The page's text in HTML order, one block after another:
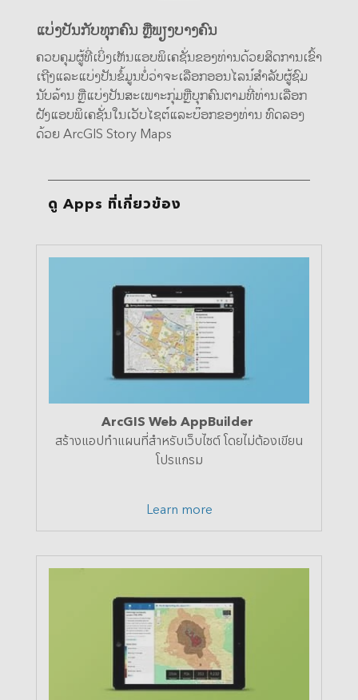
ແບ່ງປັນກັບທຸກຄົນ ຫຼືພຽງບາງຄົນ
ຄວບຄຸມຜູ້ທີ່ເບິ່ງເຫັນແອບພິເຄຊັ່ນຂອງທ່ານດ້ວຍສິດການເຂົ້າ
ເຖີງແລະແບ່ງປັນຂໍ້ມູນບໍ່ວ່າຈະເລືອກອອນໄລນ໌ສຳລັບຜູ້ຊົມ
ນັບລ້ານ ຫຼືແບ່ງປັນສະເພາະກຸ່ມຫຼືບຸກຄົນຕາມທີ່ທ່ານເລືອກ
ຝັງແອບພິເຄຊັ່ນໃນເວັບໄຊຕ໌ແລະບ໊ອກຂອງທ່ານ ທົດລອງ
ດ້ວຍ ArcGIS Story Maps
ดู Apps ที่เกี่ยวข้อง
ArcGIS Web AppBuilder
สร้างแอปทำแผนที่สำหรับเว็บไซต์ โดยไม่ต้องเขียน
โปรแกรม
Learn more